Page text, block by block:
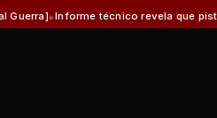
revela que pista de Aeródromo